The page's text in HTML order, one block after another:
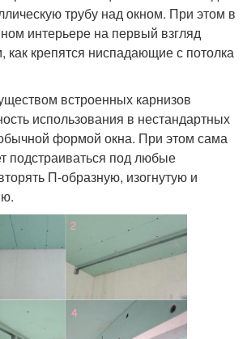
трубу над окном. При этом в
интерьере на первый взгляд
как крепятся ниспадающие с потолка
встроенных карнизов
использования в нестандартных
формой окна. При этом сама
подстраиваться под любые
П-образную, изогнутую и